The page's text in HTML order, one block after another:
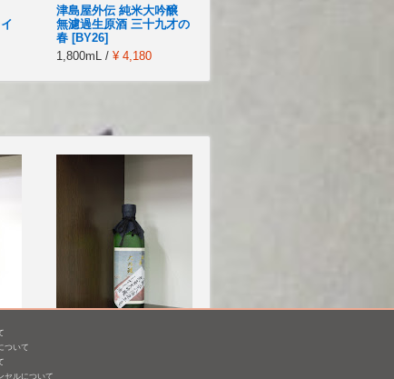
津島屋外伝 純米大吟醸
無濾過生原酒 三十九才の
春 [BY26]
1,800mL / ¥ 4,180
ついて
セルについて